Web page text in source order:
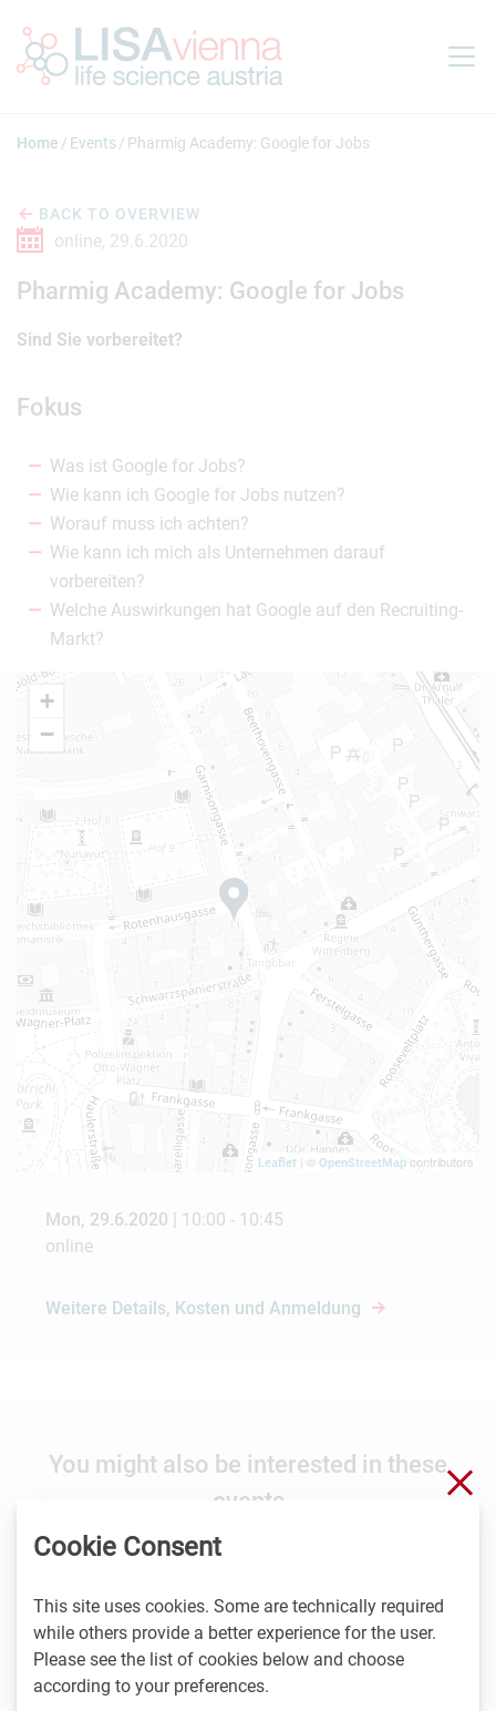
Home Events Pharmig Academy: Google for Jobs
BACK TO OVERVIEW
online, 29.6.2020
Pharmig Academy: Google for Jobs
Sind Sie vorbereitet?
Fokus
Was ist Google for Jobs?
Wie kann ich Google for Jobs nutzen?
Worauf muss ich achten?
Wie kann ich mich als Unternehmen darauf
vorbereiten?
Welche Auswirkungen hat Google auf den Recruiting-
Markt?
+
−
Leaflet | © OpenStreetMap contributors
Mon, 29.6.2020 | 10:00 - 10:45
online
Weitere Details, Kosten und Anmeldung
You might also be interested in these
events
27.8.2026
online
Pharmig Academy: Kostenlose Infosession zum
Pharmareferent:innen Kurs "Fit für die Prüfung"
Cookie Consent
This site uses cookies. Some are technically required
while others provide a better experience for the user.
Please see the list of cookies below and choose
according to your preferences.